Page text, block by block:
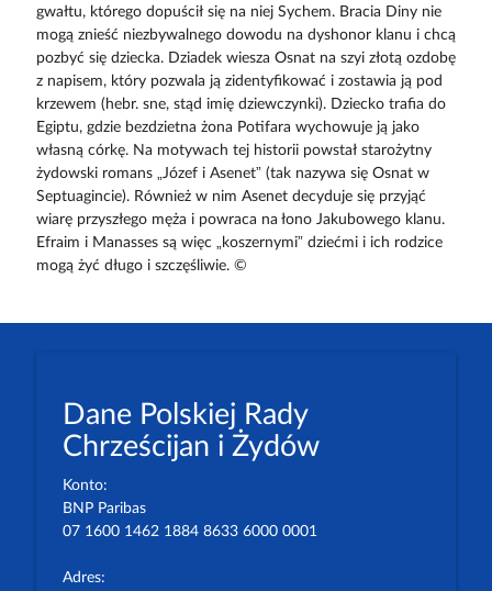
gwałtu, którego dopuścił się na niej Sychem. Bracia Diny nie
mogą znieść niezbywalnego dowodu na dyshonor klanu i chcą
pozbyć się dziecka. Dziadek wiesza Osnat na szyi złotą ozdobę
z napisem, który pozwala ją zidentyfikować i zostawia ją pod
krzewem (hebr. sne, stąd imię dziewczynki). Dziecko trafia do
Egiptu, gdzie bezdzietna żona Potifara wychowuje ją jako
własną córkę. Na motywach tej historii powstał starożytny
żydowski romans „Józef i Asenet” (tak nazywa się Osnat w
Septuagincie). Również w nim Asenet decyduje się przyjąć
wiarę przyszłego męża i powraca na łono Jakubowego klanu.
Efraim i Manasses są więc „koszernymi” dziećmi i ich rodzice
mogą żyć długo i szczęśliwie. ©
Dane Polskiej Rady
Chrześcijan i Żydów
Konto:
BNP Paribas
07 1600 1462 1884 8633 6000 0001
Adres: